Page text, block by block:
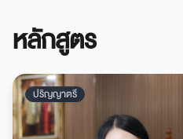
หลักสูตร
ปริญญาตรี